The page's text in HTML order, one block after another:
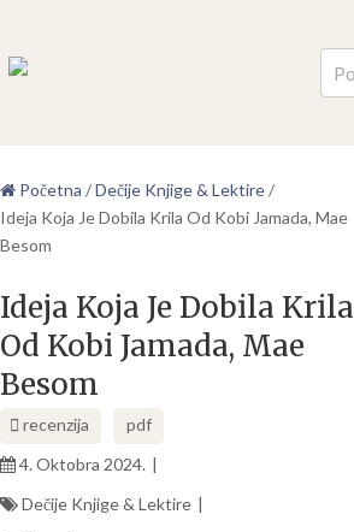
Početna /Dečije Knjige & Lektire/
Ideja Koja Je Dobila Krila Od Kobi Jamada, Mae
Besom
Ideja Koja Je Dobila Krila
Od Kobi Jamada, Mae
Besom
recenzija
pdf
4. Oktobra 2024.
Dečije Knjige & Lektire